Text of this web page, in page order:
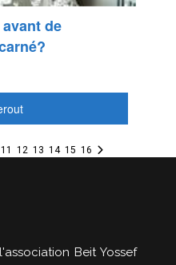
de
11 12 13 14 15 16
Beit Yossef